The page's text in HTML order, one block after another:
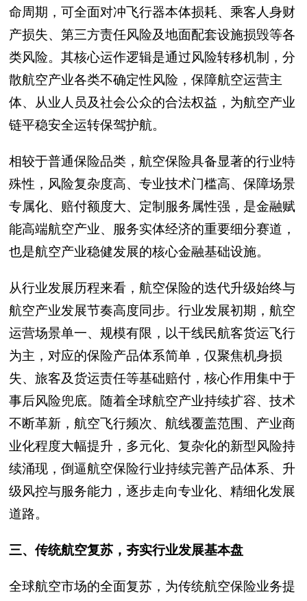
命周期，可全面对冲飞行器本体损耗、乘客人身财
产损失、第三方责任风险及地面配套设施损毁等各
类风险。其核心运作逻辑是通过风险转移机制，分
散航空产业各类不确定性风险，保障航空运营主
体、从业人员及社会公众的合法权益，为航空产业
链平稳安全运转保驾护航。
相较于普通保险品类，航空保险具备显著的行业特
殊性，风险复杂度高、专业技术门槛高、保障场景
专属化、赔付额度大、定制服务属性强，是金融赋
能高端航空产业、服务实体经济的重要细分赛道，
也是航空产业稳健发展的核心金融基础设施。
从行业发展历程来看，航空保险的迭代升级始终与
航空产业发展节奏高度同步。行业发展初期，航空
运营场景单一、规模有限，以干线民航客货运飞行
为主，对应的保险产品体系简单，仅聚焦机身损
失、旅客及货运责任等基础赔付，核心作用集中于
事后风险兜底。随着全球航空产业持续扩容、技术
不断革新，航空飞行频次、航线覆盖范围、产业商
业化程度大幅提升，多元化、复杂化的新型风险持
续涌现，倒逼航空保险行业持续完善产品体系、升
级风控与服务能力，逐步走向专业化、精细化发展
道路。
三、传统航空复苏，夯实行业发展基本盘
全球航空市场的全面复苏，为传统航空保险业务提